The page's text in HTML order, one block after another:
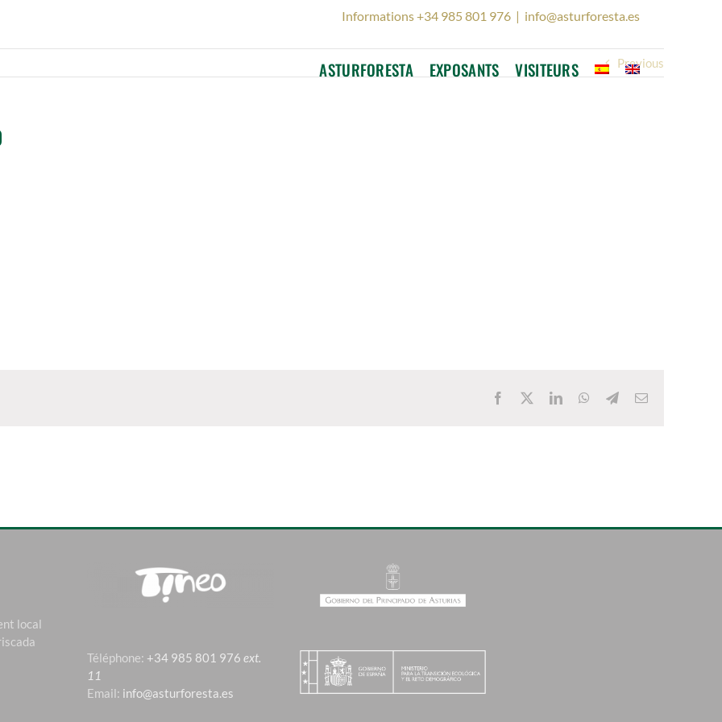
Informations +34 985 801 976 | info@asturforesta.es
ASTURFORESTA EXPOSANTS VISITEURS Previous
Facebook LinkedInWhatsApp
TelegramEmail
local
Téléphone: +34 985 801 976ext.
11
Email: info@asturforesta.es